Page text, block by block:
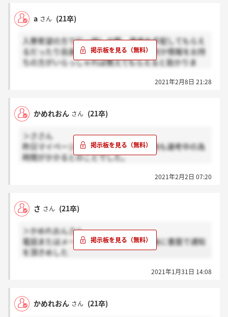
a さん (21卒)
入寮希望の方で引っ越しの際、業者を手配してもらえ
るだったり自身で手配をするだったり何か情報をお持
ちの方がいらっしゃれば教えてもらえると助かりま
2021年2月8日 21:28
かめれおん さん (21卒)
＞ささん
昨日マイページから連絡があり、勤務地も選考中の為
時間がかかるとのことでした。
2021年2月2日 07:20
さ さん (21卒)
＞かめれおんさん
電話またはメールで内定をもらいその後に書面で通知
を頂きめした
2021年1月31日 14:08
かめれおん さん (21卒)